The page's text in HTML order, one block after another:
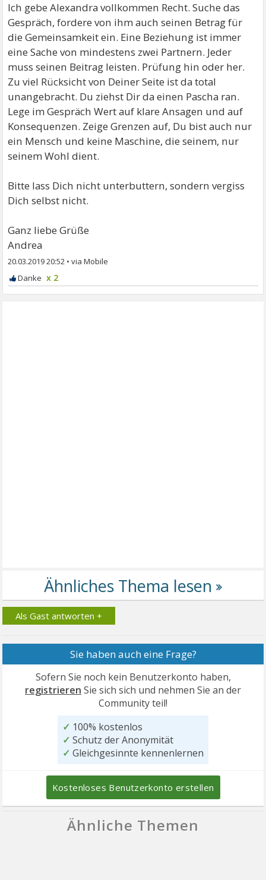
Ich gebe Alexandra vollkommen Recht. Suche das
Gespräch, fordere von ihm auch seinen Betrag für
die Gemeinsamkeit ein. Eine Beziehung ist immer
eine Sache von mindestens zwei Partnern. Jeder
muss seinen Beitrag leisten. Prüfung hin oder her.
Zu viel Rücksicht von Deiner Seite ist da total
unangebracht. Du ziehst Dir da einen Pascha ran.
Lege im Gespräch Wert auf klare Ansagen und auf
Konsequenzen. Zeige Grenzen auf, Du bist auch nur
ein Mensch und keine Maschine, die seinem, nur
seinem Wohl dient.
Bitte lass Dich nicht unterbuttern, sondern vergiss
Dich selbst nicht.
Ganz liebe Grüße
Andrea
20.03.2019 20:52 •
x 2
Als Gast antworten +
Sie haben auch eine Frage?
Sofern Sie noch kein Benutzerkonto haben,
registrieren Sie sich sich und nehmen Sie an der
Community teil!
✓ 100% kostenlos
✓ Schutz der Anonymität
✓ Gleichgesinnte kennenlernen
Kostenloses Benutzerkonto erstellen
Ähnliche Themen